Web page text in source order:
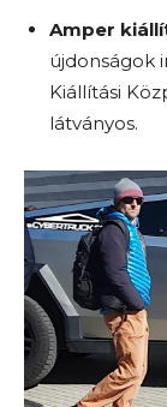
Amper
újdonságok
Kiállítási
látványos.